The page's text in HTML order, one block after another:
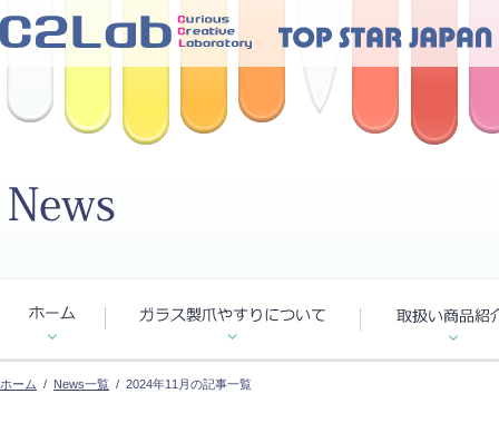
ホーム / News一覧 / 2024年11月の記事一覧